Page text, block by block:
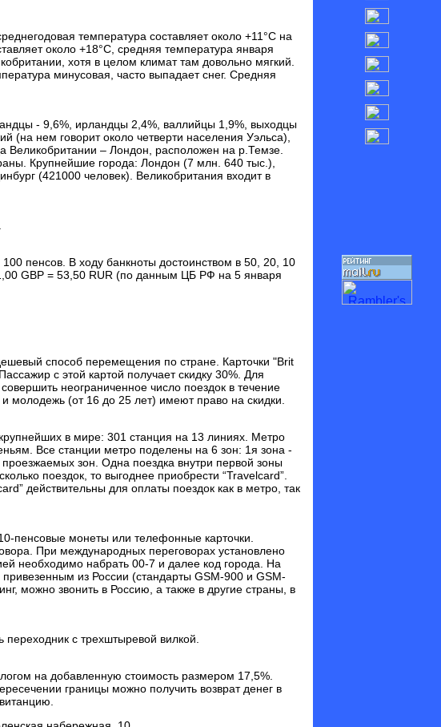
температура составляет около +11°C на
около +18°C, средняя температура января
хотя в целом климат там довольно мягкий.
минусовая, часто выпадает снег. Средняя
- 9,6%, ирландцы 2,4%, валлийцы 1,9%, выходцы
(на нем говорит около четверти населения Уэльса),
Великобритании – Лондон, расположен на р.Темзе.
Крупнейшие города: Лондон (7 млн. 640 тыс.),
(421000 человек). Великобритания входит в
пенсов. В ходу банкноты достоинством в 50, 20, 10
GBP = 53,50 RUR (по данным ЦБ РФ на 5 января
способ перемещения по стране. Карточки "Brit
с этой картой получает скидку 30%. Для
неограниченное число поездок в течение
(от 16 до 25 лет) имеют право на скидки.
в мире: 301 станция на 13 линиях. Метро
Все станции метро поделены на 6 зон: 1я зона -
зон. Одна поездка внутри первой зоны
поездок, то выгоднее приобрести “Travelcard”.
действительны для оплаты поездок как в метро, так
пенсовые монеты или телефонные карточки.
При международных переговорах установлено
необходимо набрать 00-7 и далее код города. На
из России (стандарты GSM-900 и GSM-
можно звонить в Россию, а также в другие страны, в
с трехштыревой вилкой.
на добавленную стоимость размером 17,5%.
границы можно получить возврат денег в